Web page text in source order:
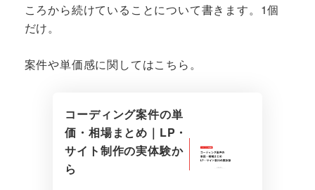
ころから続けていることについて書きます。1個
だけ。
案件や単価感に関してはこちら。
コーディング案件の単
価・相場まとめ｜LP・
サイト制作の実体験か
ら